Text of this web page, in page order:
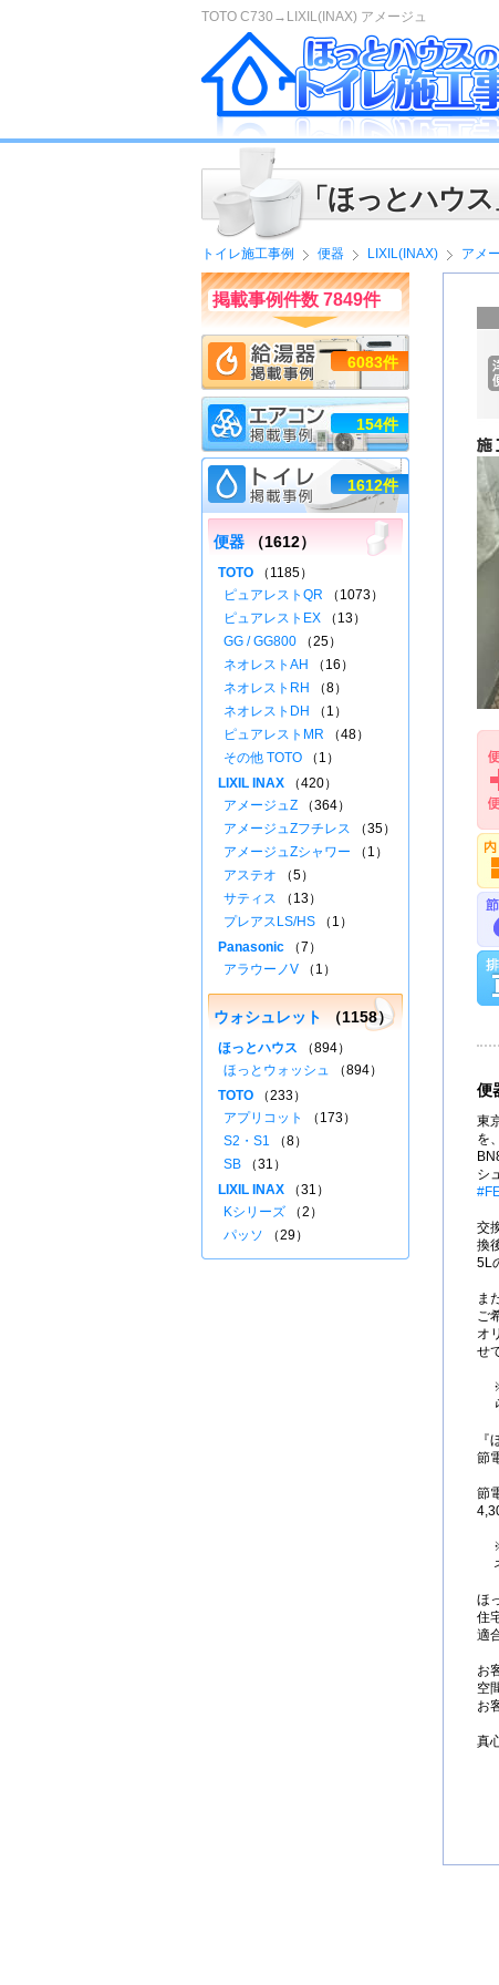
TOTO C730→LIXIL(INAX) アメージュ
「ほっとハウ
トイレ施工事例 便器 LIXIL(INAX) アメ
便
東
を
シ
交
換
5L
ま
ご
オ
せ
節
節
ほ
住
適
お
空
お
真
掲載事例件数 7849件
6083件
154件
1612件
便器 （1612）
TOTO （1185）
ピュアレストQR （1073）
ピュアレストEX （13）
GG / GG800 （25）
ネオレストAH
（16）
ネオレストRH
（8）
ネオレストDH
（1）
ピュアレストMR （48）
その他 TOTO （1）
LIXIL INAX （420）
アメージュZ （364）
アメージュZフチレス （35）
アメージュZシャワー （1）
アステオ （5）
サティス （13）
プレアスLS/HS （1）
Panasonic （7）
アラウーノV （1）
ウォシュレット （1158）
ほっとハウス （894）
ほっとウォッシュ （894）
TOTO （233）
アプリコット
（173）
S2・S1 （8）
SB （31）
LIXIL INAX （31）
Kシリーズ （2）
パッソ （29）